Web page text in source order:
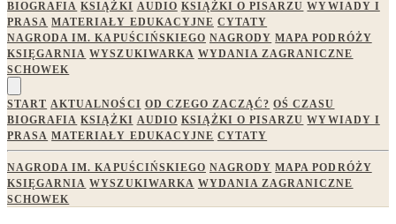
BIOGRAFIA KSIĄŻKI AUDIO KSIĄŻKI O PISARZU WYWIADY I
PRASA MATERIAŁY EDUKACYJNE CYTATY
NAGRODA IM. KAPUŚCIŃSKIEGO NAGRODY MAPA PODRÓŻY
KSIĘGARNIA WYSZUKIWARKA WYDANIA ZAGRANICZNE
SCHOWEK
START AKTUALNOŚCI OD CZEGO ZACZĄĆ? OŚ CZASU
BIOGRAFIA KSIĄŻKI AUDIO KSIĄŻKI O PISARZU WYWIADY I
PRASA MATERIAŁY EDUKACYJNE CYTATY
NAGRODA IM. KAPUŚCIŃSKIEGO NAGRODY MAPA PODRÓŻY
KSIĘGARNIA WYSZUKIWARKA WYDANIA ZAGRANICZNE
SCHOWEK